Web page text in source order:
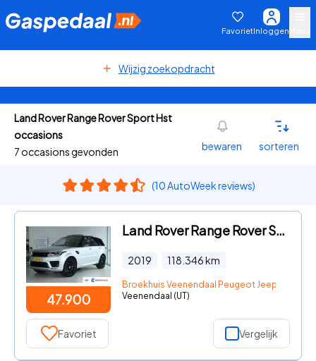
FavorietInloggen
Wijzig zoekopdracht
Land Rover Range Rover Sport Hst
occasions
7 occasions gevonden
bewaren sorteren
(10 AutoWeek reviews)
47.900
Land Rover Range Rover Sport - 3.0 P400 MHEV HST "OP AFSPRAAK" | Cruise Control | Schuifdak
2019 118.346km
Broekhuis Veenendaal Peugeot Jeep Fiat
Veenendaal (UT)
Favoriet Vergelijk